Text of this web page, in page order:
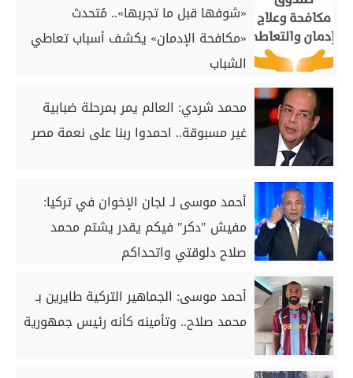
«شوفها قبل ما تجربها».. مُتحدث
«مكافحة الإدمان» يكشف أسباب تعاطي
الشباب
محمد شردي: العالم يمر بمرحلة ضبابية
غير مسبوقة.. احمدوا ربنا على نعمة مصر
أحمد موسى لـ لجان الإخوان في تركيا:
مفيش "دكر" فيكم يقدر يشتم محمد
صلاح دلوقتي واتحداكم
أحمد موسى: الجماهير التركية طايرين بـ
محمد صلاح.. وتأمينه كأنه رئيس جمهورية